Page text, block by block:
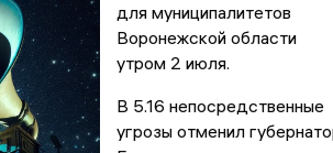
для муниципалитетов
Воронежской области
утром 2 июля.
В 5.16 непосредственные
угрозы отменил